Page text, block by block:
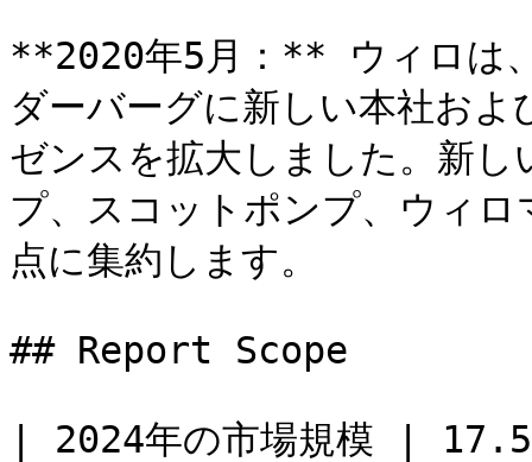
**2020年5月：** ウィロは
ダーバーグに新しい本社お
ゼンスを拡大しました。新し
プ、スコットポンプ、ウィ
点に集約します。
## Report Scope
| 2024年の市場規模 |